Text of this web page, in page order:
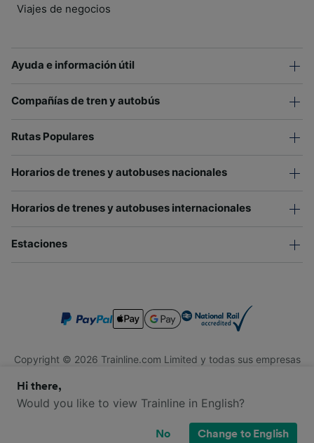
Viajes de negocios
Ayuda e información útil
Compañías de tren y autobús
Rutas Populares
Horarios de trenes y autobuses nacionales
Horarios de trenes y autobuses internacionales
Estaciones
Copyright © 2026 Trainline.com Limited y todas sus empresas
Trainline.com Limited está registrada en Inglaterra y Gales.
Compañía No. 3846791. Dirección: 1 Stonecutter St, Londres
Hi there,
Would you like to view Trainline in English?
No Change to English